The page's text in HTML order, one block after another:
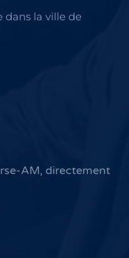
dans la ville de
AM, directement